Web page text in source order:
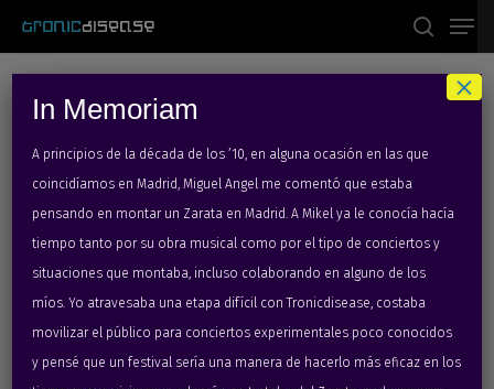
main
content
search
Category
2010
In Memoriam
A principios de la década de los ’10, en alguna ocasión en las que
coincidíamos en Madrid, Miguel Angel me comentó que estaba
pensando en montar un Zarata en Madrid. A Mikel ya le conocía hacía
tiempo tanto por su obra musical como por el tipo de conciertos y
situaciones que montaba, incluso colaborando en alguno de los
míos. Yo atravesaba una etapa difícil con Tronicdisease, costaba
movilizar el público para conciertos experimentales poco conocidos
y pensé que un festival sería una manera de hacerlo más eficaz en los
×